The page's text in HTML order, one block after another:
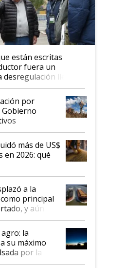
están escritas
fuera un
desregulación llegó
y hasta se
al IPCVA
por
Gobierno
más de US$
en 2026: qué
a la
principal
y aún así
seis de cada
el
semestre
la
su máximo
por la